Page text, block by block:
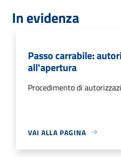
In evidenza
Passo carrabile:
all'apertura
Procedimento di
VAI ALLA PAGINA